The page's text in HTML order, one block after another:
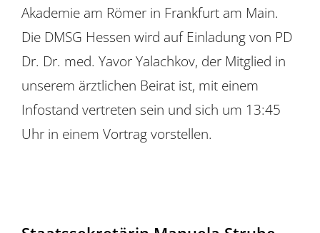
Akademie am Römer in Frankfurt am Main.
Die DMSG Hessen wird auf Einladung von PD
Dr. Dr. med. Yavor Yalachkov, der Mitglied in
unserem ärztlichen Beirat ist, mit einem
Infostand vertreten sein und sich um 13:45
Uhr in einem Vortrag vorstellen.